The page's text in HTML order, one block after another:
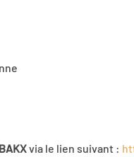
via le lien suivant :